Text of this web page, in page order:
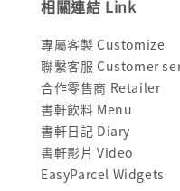
相關連結 Link
專屬客製 Customize
聯繫客服 Customer
合作零售商 Retailer
書軒飲料 Menu
書軒日記 Diary
書軒影片 Video
EasyParcel Widgets